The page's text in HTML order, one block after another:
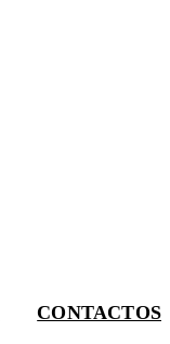
CONTACTOS